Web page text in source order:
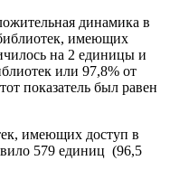
динамика в
имеющих
на 2 единицы и
или 97,8% от
показатель был равен
имеющих доступ в
579 единиц (96,5